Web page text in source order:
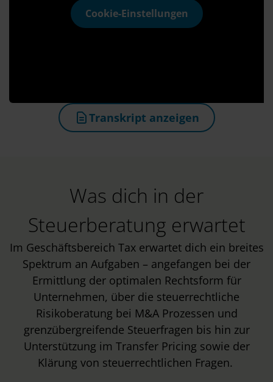
Cookie-Einstellungen
Transkript anzeigen
(öffnet in neuem Tab)
Was dich in der
Steuerberatung erwartet
Im Geschäftsbereich Tax erwartet dich ein breites
Spektrum an Aufgaben – angefangen bei der
Ermittlung der optimalen Rechtsform für
Unternehmen, über die steuerrechtliche
Risikoberatung bei M&A Prozessen und
grenzübergreifende Steuerfragen bis hin zur
Unterstützung im Transfer Pricing sowie der
Klärung von steuerrechtlichen Fragen.